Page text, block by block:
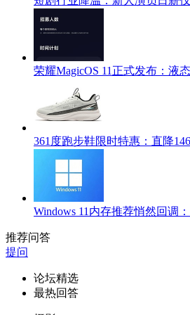
荣耀MagicOS 11正式发布：液
361度跑步鞋限时特惠：直降
Windows 11内存推荐悄然回调
推荐问答
提问
论坛精选
最热回答